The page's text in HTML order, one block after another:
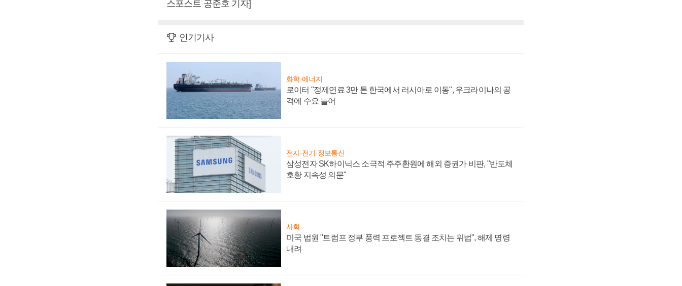
스포스트 공준호 기자]
인기기사
화학·에너지
로이터 "정제연료 3만 톤 한국에서 러시아로 이동", 우크라이나의 공
격에 수요 늘어
전자·전기·정보통신
삼성전자 SK하이닉스 소극적 주주환원에 해외 증권가 비판, "반도체
호황 지속성 의문"
사회
미국 법원 "트럼프 정부 풍력 프로젝트 동결 조치는 위법", 해제 명령
내려